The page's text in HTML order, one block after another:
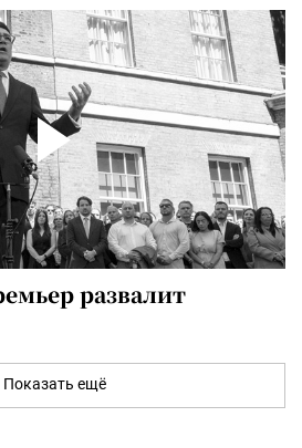
развалит
Показать ещё